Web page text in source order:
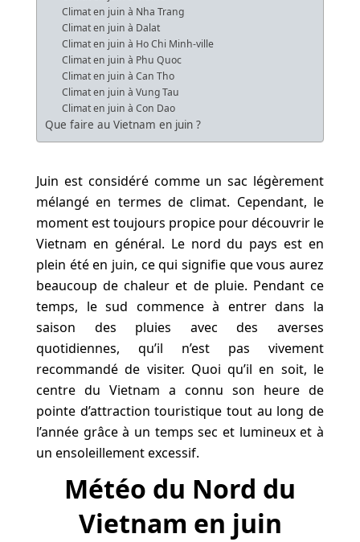
Climat en juin à Nha Trang
Climat en juin à Dalat
Climat en juin à Ho Chi Minh-ville
Climat en juin à Phu Quoc
Climat en juin à Can Tho
Climat en juin à Vung Tau
Climat en juin à Con Dao
Que faire au Vietnam en juin ?
Juin est considéré comme un sac légèrement
mélangé en termes de climat. Cependant, le
moment est toujours propice pour découvrir le
Vietnam en général. Le nord du pays est en
plein été en juin, ce qui signifie que vous aurez
beaucoup de chaleur et de pluie. Pendant ce
temps, le sud commence à entrer dans la
saison des pluies avec des averses
quotidiennes, qu’il n’est pas vivement
recommandé de visiter. Quoi qu’il en soit, le
centre du Vietnam a connu son heure de
pointe d’attraction touristique tout au long de
l’année grâce à un temps sec et lumineux et à
un ensoleillement excessif.
Météo du Nord du
Vietnam en juin